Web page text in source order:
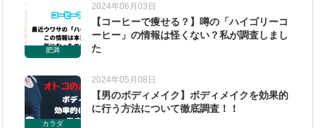
肥満
2024年06月03日
【コーヒーで痩せる？】噂の「ハイゴリーコ
ーヒー」の情報は怪くない？私が調査しまし
た
カラダ
2024年05月08日
【男のボディメイク】ボディメイクを効果的
に行う方法について徹底調査！！